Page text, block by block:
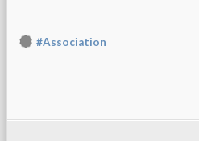
#Association